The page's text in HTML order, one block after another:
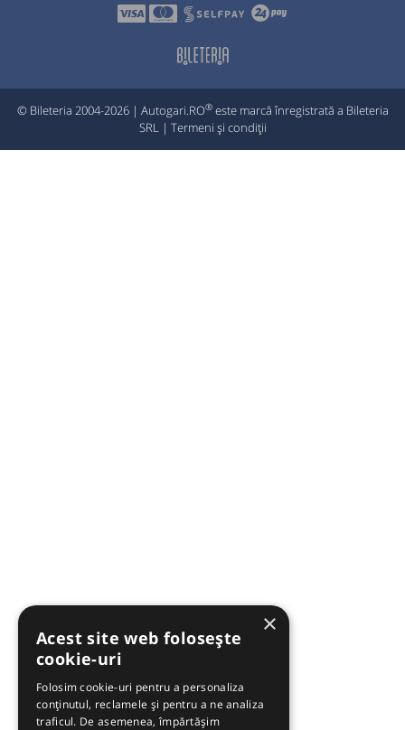
© Bileteria 2004-2026 | Autogari.RO®este marcă înregistrată a Bileteria
SRL | Termeni și condiții
×
Acest site web folosește
cookie-uri
Folosim cookie-uri pentru a personaliza
conținutul, reclamele și pentru a ne analiza
traficul. De asemenea, împărtășim